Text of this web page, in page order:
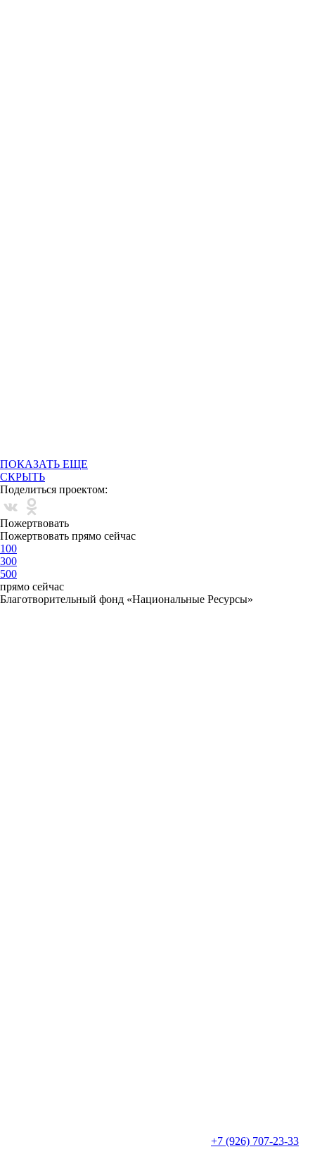
ПОКАЗАТЬ ЕЩЕ
СКРЫТЬ
Поделиться проектом:
Пожертвовать
Пожертвовать прямо сейчас
100
300
500
прямо сейчас
Благотворительный фонд «Национальные Ресурсы»
+7 (926) 707-23-33